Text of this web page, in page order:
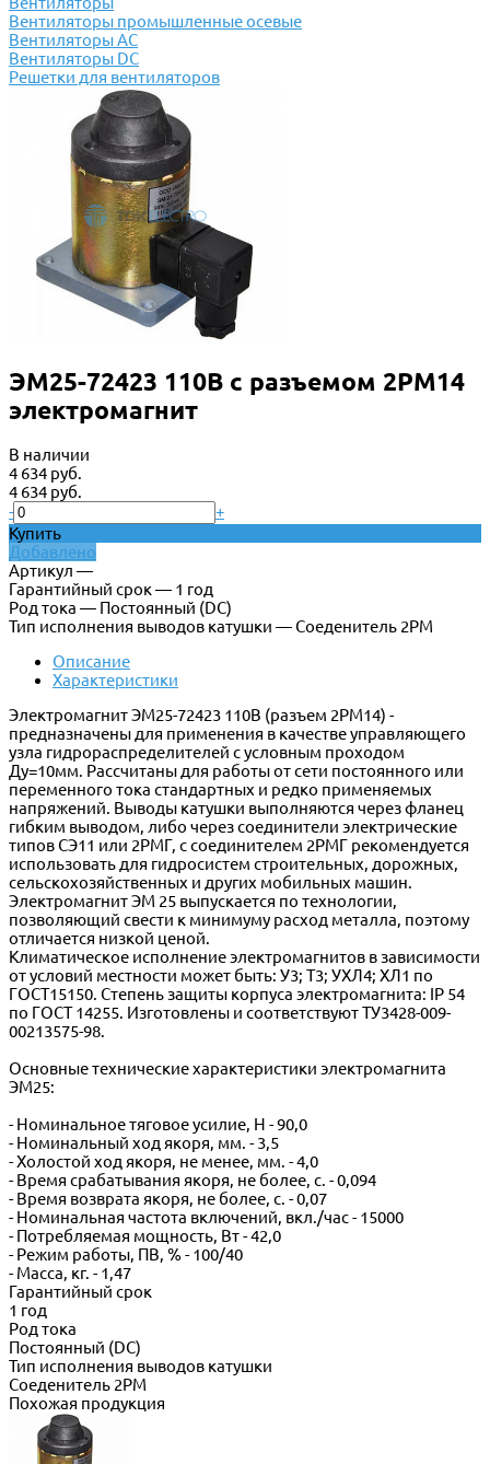
Вентиляторы промышленные осевые
Вентиляторы АС
Вентиляторы DC
Решетки для вентиляторов
ЭМ25-72423 110В с разъемом 2РМ14
электромагнит
В наличии
4 634 руб.
4 634 руб.
-
+
Купить
Добавлено
Артикул —
Гарантийный срок — 1 год
Род тока — Постоянный (DC)
Тип исполнения выводов катушки — Соеденитель 2РМ
Описание
Характеристики
Электромагнит ЭМ25-72423 110В (разъем 2РМ14) -
предназначены для применения в качестве управляющего
узла гидрораспределителей с условным проходом
Ду=10мм. Рассчитаны для работы от сети постоянного или
переменного тока стандартных и редко применяемых
напряжений. Выводы катушки выполняются через фланец
гибким выводом, либо через соединители электрические
типов СЭ11 или 2РМГ, с соединителем 2РМГ рекомендуется
использовать для гидросистем строительных, дорожных,
сельскохозяйственных и других мобильных машин.
Электромагнит ЭМ 25 выпускается по технологии,
позволяющий свести к минимуму расход металла, поэтому
отличается низкой ценой.
Климатическое исполнение электромагнитов в зависимости
от условий местности может быть: У3; Т3; УХЛ4; ХЛ1 по
ГОСТ15150. Степень защиты корпуса электромагнита: IP 54
по ГОСТ 14255. Изготовлены и соответствуют ТУ3428-009-
00213575-98.
Основные технические характеристики электромагнита
ЭМ25:
- Номинальное тяговое усилие, Н - 90,0
- Номинальный ход якоря, мм. - 3,5
- Холостой ход якоря, не менее, мм. - 4,0
- Время срабатывания якоря, не более, с. - 0,094
- Время возврата якоря, не более, с. - 0,07
- Номинальная частота включений, вкл./час - 15000
- Потребляемая мощность, Вт - 42,0
- Режим работы, ПВ, % - 100/40
- Масса, кг. - 1,47
Гарантийный срок
1 год
Род тока
Постоянный (DC)
Тип исполнения выводов катушки
Соеденитель 2РМ
Похожая продукция